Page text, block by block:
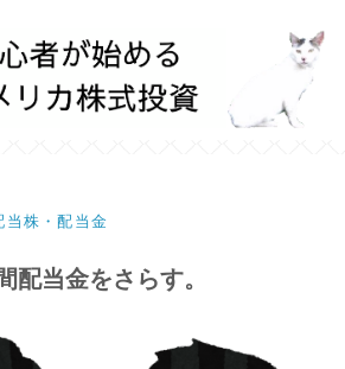
当株・配当金
配当金をさらす。